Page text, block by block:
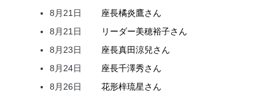
8月21日
座長橘炎鷹さん
8月21日
リーダー美穂裕子さん
8月23日
座長真田涼兒さん
8月24日
座長千澤秀さん
8月26日
花形梓琉星さん